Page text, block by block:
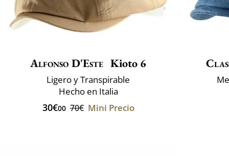
Alfonso D'Este Kioto 6
Ligero y Transpirable
Hecho en Italia
30€00 70€ Mini Precio